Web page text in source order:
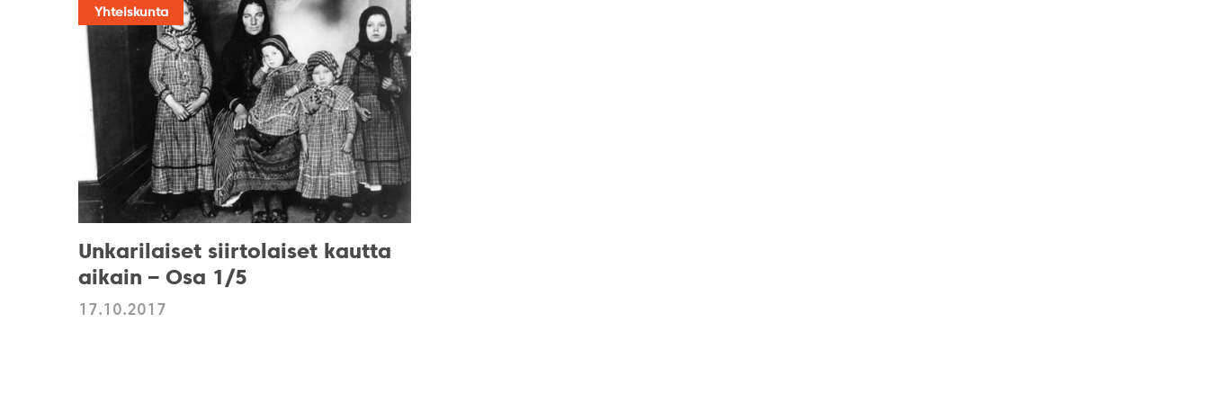
Yhteiskunta
Unkarilaiset siirtolaiset kautta
aikain – Osa 1/5
17.10.2017